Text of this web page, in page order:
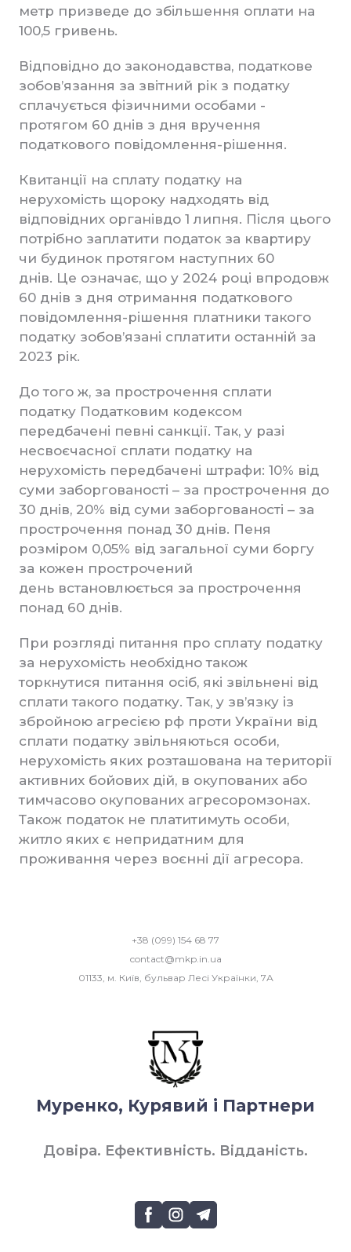
метр призведе до збільшення оплати на
100,5 гривень.
Відповідно до законодавства, податкове
зобов’язання за звітний рік з податку
сплачується фізичними особами -
протягом 60 днів з дня вручення
податкового повідомлення-рішення.
Квитанції на сплату податку на
нерухомість щороку надходять від
відповідних органівдо 1 липня. Після цього
потрібно заплатити податок за квартиру
чи будинок протягом наступних 60
днів. Це означає, що у 2024 році впродовж
60 днів з дня отримання податкового
повідомлення-рішення платники такого
податку зобов’язані сплатити останній за
2023 рік.
До того ж, за прострочення сплати
податку Податковим кодексом
передбачені певні санкції. Так, у разі
несвоєчасної сплати податку на
нерухомість передбачені штрафи: 10% від
суми заборгованості – за прострочення до
30 днів, 20% від суми заборгованості – за
прострочення понад 30 днів. Пеня
розміром 0,05% від загальної суми боргу
за кожен прострочений
день встановлюється за прострочення
понад 60 днів.
При розгляді питання про сплату податку
за нерухомість необхідно також
торкнутися питання осіб, які звільнені від
сплати такого податку. Так, у зв’язку із
збройною агресією рф проти України від
сплати податку звільняються особи,
нерухомість яких розташована на території
активних бойових дій, в окупованих або
тимчасово окупованих агресоромзонах.
Також податок не платитимуть особи,
житло яких є непридатним для
проживання через воєнні дії агресора.
+38 (099) 154 68 77
contact@mkp.in.ua
01133, м. Київ, бульвар Лесі Українки, 7А
Муренко, Курявий і Партнери
Довіра. Ефективність. Відданість.